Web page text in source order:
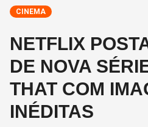
CINEMA
NETFLIX
DE NOVA
THAT COM
INÉDITAS